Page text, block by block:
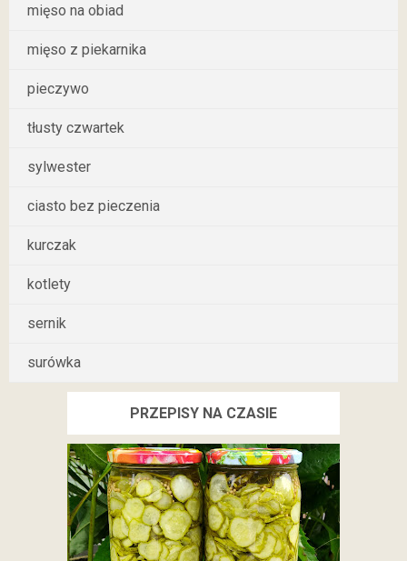
mięso na obiad
mięso z piekarnika
pieczywo
tłusty czwartek
sylwester
ciasto bez pieczenia
kurczak
kotlety
sernik
surówka
PRZEPISY NA CZASIE